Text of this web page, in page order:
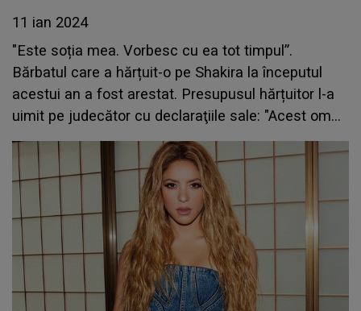
11 ian 2024
"Este soția mea. Vorbesc cu ea tot timpul”.
Bărbatul care a hărțuit-o pe Shakira la începutul
acestui an a fost arestat. Presupusul hărțuitor l-a
uimit pe judecător cu declaraţiile sale: "Acest om
delirează"